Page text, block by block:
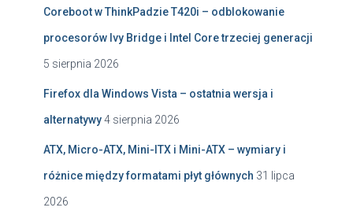
Coreboot w ThinkPadzie T420i – odblokowanie
procesorów Ivy Bridge i Intel Core trzeciej generacji
5 sierpnia 2026
Firefox dla Windows Vista – ostatnia wersja i
alternatywy4 sierpnia 2026
ATX, Micro-ATX, Mini-ITX i Mini-ATX – wymiary i
różnice między formatami płyt głównych 31 lipca
2026